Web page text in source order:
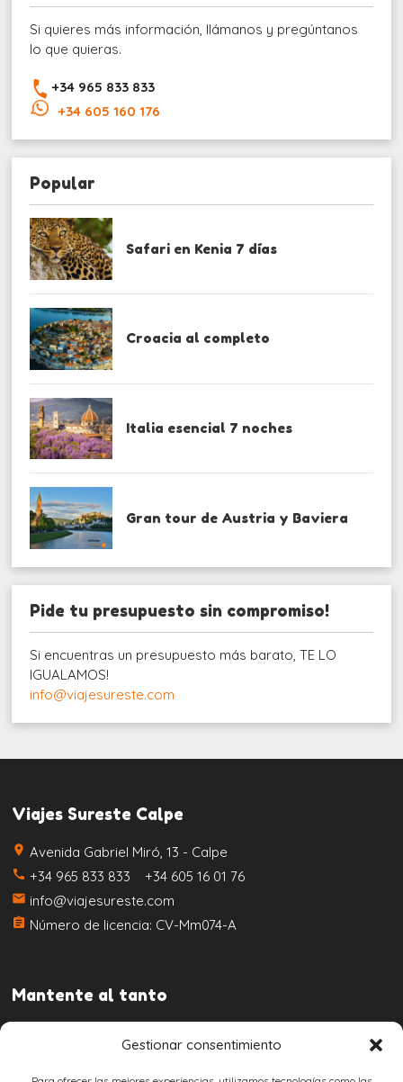
Gestionar consentimiento
Si quieres más información, llámanos y pregúntanos
lo que quieras.
+34 965 833 833
+34 605 160 176
Popular
Safari en Kenia 7 días
Croacia al completo
Italia esencial 7 noches
Gran tour de Austria y Baviera
Pide tu presupuesto sin compromiso!
Si encuentras un presupuesto más barato, TE LO
IGUALAMOS!
info@viajesureste.com
Viajes Sureste Calpe
place Avenida Gabriel Miró, 13 - Calpe
call +34 965 833 833 +34 605 16 01 76
email info@viajesureste.com
assignment Número de licencia: CV-Mm074-A
Mantente al tanto